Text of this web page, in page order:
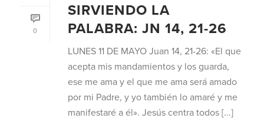
0
SIRVIENDO LA
PALABRA: JN 14, 21-26
LUNES 11 DE MAYO Juan 14, 21-26: «El que
acepta mis mandamientos y los guarda,
ese me ama y el que me ama será amado
por mi Padre, y yo también lo amaré y me
manifestaré a él». Jesús centra todos [...]